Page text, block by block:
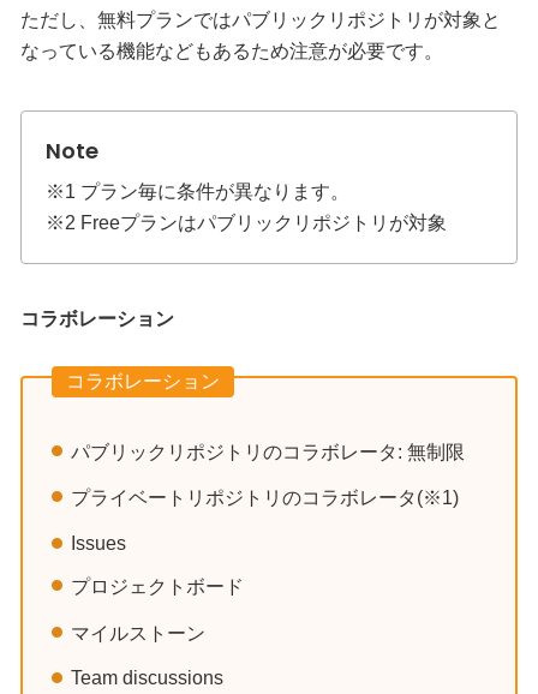
ただし、無料プランではパブリックリポジトリが対象と
なっている機能などもあるため注意が必要です。
※1 プラン毎に条件が異なります。
※2 Freeプランはパブリックリポジトリが対象
コラボレーション
コラボレーション
パブリックリポジトリのコラボレータ: 無制限
プライベートリポジトリのコラボレータ(※1)
Issues
プロジェクトボード
マイルストーン
Team discussions